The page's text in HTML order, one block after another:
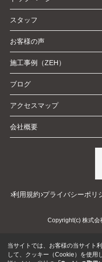
スタッフ
お客様の声
施工事例（ZEH）
ブログ
アクセスマップ
会社概要
利用規約 プライバシーポリ
Copyright(c) 株式
当サイトでは、お客様の当サイト
して、クッキー（Cookie）を使用